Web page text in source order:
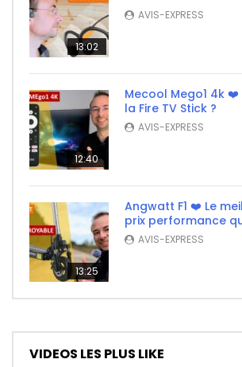
13:02
AVIS-EXPRESS
12:40
Mecool Mego1 4k
la Fire TV Stick ?
AVIS-EXPRESS
13:25
Angwatt F1 ❤️ Le
prix performance
AVIS-EXPRESS
VIDEOS LES PLUS LIKE